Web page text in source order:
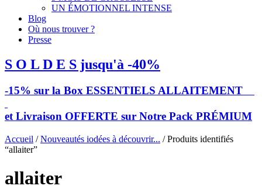
UN ÉMOTIONNEL INTENSE
Blog
Où nous trouver ?
Presse
S O L D E S jusqu'à -40%
-15% sur la Box ESSENTIELS ALLAITEMENT
et Livraison OFFERTE sur Notre Pack PRÉMIUM
Accueil /Nouveautés iodées à découvrir... / Produits identifiés
“allaiter”
allaiter